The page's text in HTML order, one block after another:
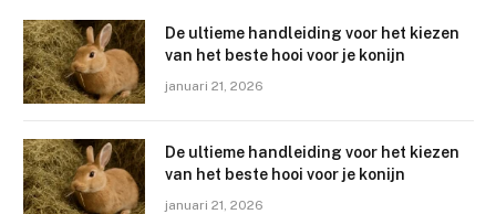
De ultieme handleiding voor het kiezen
van het beste hooi voor je konijn
januari 21, 2026
De ultieme handleiding voor het kiezen
van het beste hooi voor je konijn
januari 21, 2026